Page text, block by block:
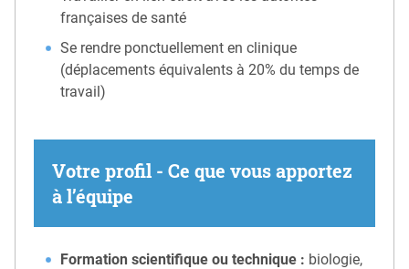
françaises de santé
Se rendre ponctuellement en clinique
(déplacements équivalents à 20% du temps de
travail)
Votre profil - Ce que vous apportez
à l’équipe
Formation scientifique ou technique : biologie,